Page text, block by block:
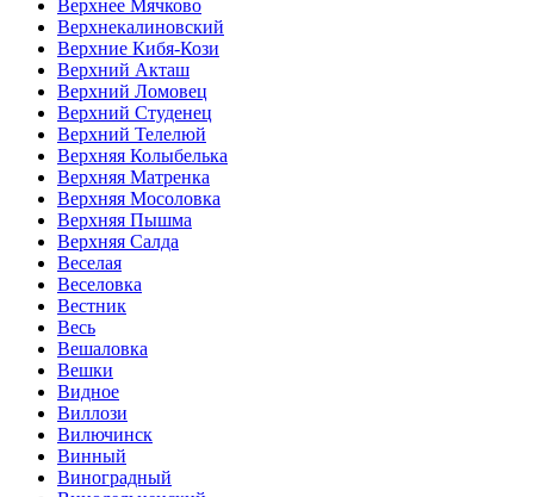
Верхнее Мячково
Верхнекалиновский
Верхние Кибя-Кози
Верхний Акташ
Верхний Ломовец
Верхний Студенец
Верхний Телелюй
Верхняя Колыбелька
Верхняя Матренка
Верхняя Мосоловка
Верхняя Пышма
Верхняя Салда
Веселая
Веселовка
Вестник
Весь
Вешаловка
Вешки
Видное
Виллози
Вилючинск
Винный
Виноградный